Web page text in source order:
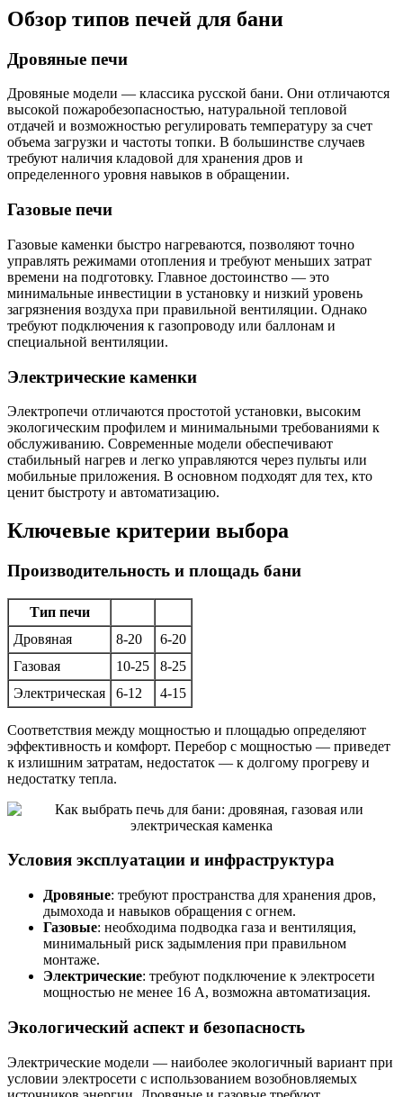
Обзор типов печей для бани
Дровяные печи
Дровяные модели — классика русской бани. Они отличаются
высокой пожаробезопасностью, натуральной тепловой
отдачей и возможностью регулировать температуру за счет
объема загрузки и частоты топки. В большинстве случаев
требуют наличия кладовой для хранения дров и
определенного уровня навыков в обращении.
Газовые печи
Газовые каменки быстро нагреваются, позволяют точно
управлять режимами отопления и требуют меньших затрат
времени на подготовку. Главное достоинство — это
минимальные инвестиции в установку и низкий уровень
загрязнения воздуха при правильной вентиляции. Однако
требуют подключения к газопроводу или баллонам и
специальной вентиляции.
Электрические каменки
Электропечи отличаются простотой установки, высоким
экологическим профилем и минимальными требованиями к
обслуживанию. Современные модели обеспечивают
стабильный нагрев и легко управляются через пульты или
мобильные приложения. В основном подходят для тех, кто
ценит быстроту и автоматизацию.
Ключевые критерии выбора
Производительность и площадь бани
Тип печи
Дровяная
8-20
6-20
Газовая
10-25
8-25
Электрическая
6-12 4-15
Соответствия между мощностью и площадью определяют
эффективность и комфорт. Перебор с мощностью — приведет
к излишним затратам, недостаток — к долгому прогреву и
недостатку тепла.
Условия эксплуатации и инфраструктура
Дровяные: требуют пространства для хранения дров,
дымохода и навыков обращения с огнем.
Газовые: необходима подводка газа и вентиляция,
минимальный риск задымления при правильном
монтаже.
Электрические: требуют подключение к электросети
мощностью не менее 16 А, возможна автоматизация.
Экологический аспект и безопасность
Электрические модели — наиболее экологичный вариант при
условии электросети с использованием возобновляемых